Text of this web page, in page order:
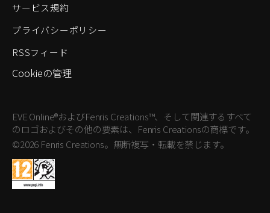
サービス規約
プライバシーポリシー
RSSフィード
Cookieの管理
EVE Online®およびFenris Creations™、そして関連するすべて
のロゴおよびその他の要素は、Fenris Creationsの商標です。
©2026 Fenris Creations。無断複写・転載を禁じます。